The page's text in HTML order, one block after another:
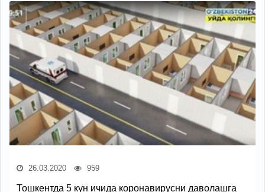
26.03.2020 959
Тошкентда 5 кун ичида коронавирусни даволашга